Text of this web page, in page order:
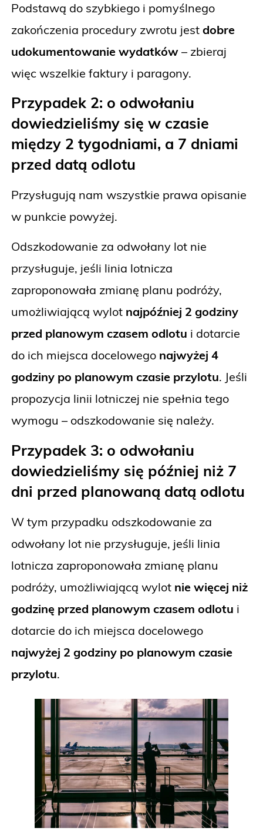
Podstawą do szybkiego i pomyślnego
zakończenia procedury zwrotu jest dobre
udokumentowanie wydatków – zbieraj
więc wszelkie faktury i paragony.
Przypadek 2: o odwołaniu
dowiedzieliśmy się w czasie
między 2 tygodniami, a 7 dniami
przed datą odlotu
Przysługują nam wszystkie prawa opisanie
w punkcie powyżej.
Odszkodowanie za odwołany lot nie
przysługuje, jeśli linia lotnicza
zaproponowała zmianę planu podróży,
umożliwiającą wylot najpóźniej 2 godziny
przed planowym czasem odlotu i dotarcie
do ich miejsca docelowego najwyżej 4
godziny po planowym czasie przylotu. Jeśli
propozycja linii lotniczej nie spełnia tego
wymogu – odszkodowanie się należy.
Przypadek 3: o odwołaniu
dowiedzieliśmy się później niż 7
dni przed planowaną datą odlotu
W tym przypadku odszkodowanie za
odwołany lot nie przysługuje, jeśli linia
lotnicza zaproponowała zmianę planu
podróży, umożliwiającą wylot nie więcej niż
godzinę przed planowym czasem odlotu i
dotarcie do ich miejsca docelowego
najwyżej 2 godziny po planowym czasie
przylotu.